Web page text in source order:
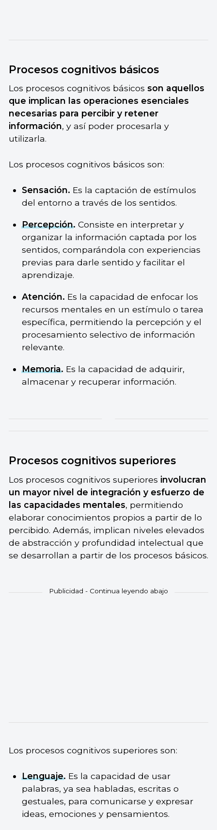
Procesos cognitivos básicos
Los procesos cognitivos básicos son aquellos
que implican las operaciones esenciales
necesarias para percibir y retener
información, y así poder procesarla y
utilizarla.
Los procesos cognitivos básicos son:
Sensación. Es la captación de estímulos
del entorno a través de los sentidos.
Percepción. Consiste en interpretar y
organizar la información captada por los
sentidos, comparándola con experiencias
previas para darle sentido y facilitar el
aprendizaje.
Atención. Es la capacidad de enfocar los
recursos mentales en un estímulo o tarea
específica, permitiendo la percepción y el
procesamiento selectivo de información
relevante.
Memoria. Es la capacidad de adquirir,
almacenar y recuperar información.
Procesos cognitivos superiores
Los procesos cognitivos superiores involucran
un mayor nivel de integración y esfuerzo de
las capacidades mentales, permitiendo
elaborar conocimientos propios a partir de lo
percibido. Además, implican niveles elevados
de abstracción y profundidad intelectual que
se desarrollan a partir de los procesos básicos.
Los procesos cognitivos superiores son:
Lenguaje. Es la capacidad de usar
palabras, ya sea habladas, escritas o
gestuales, para comunicarse y expresar
ideas, emociones y pensamientos.